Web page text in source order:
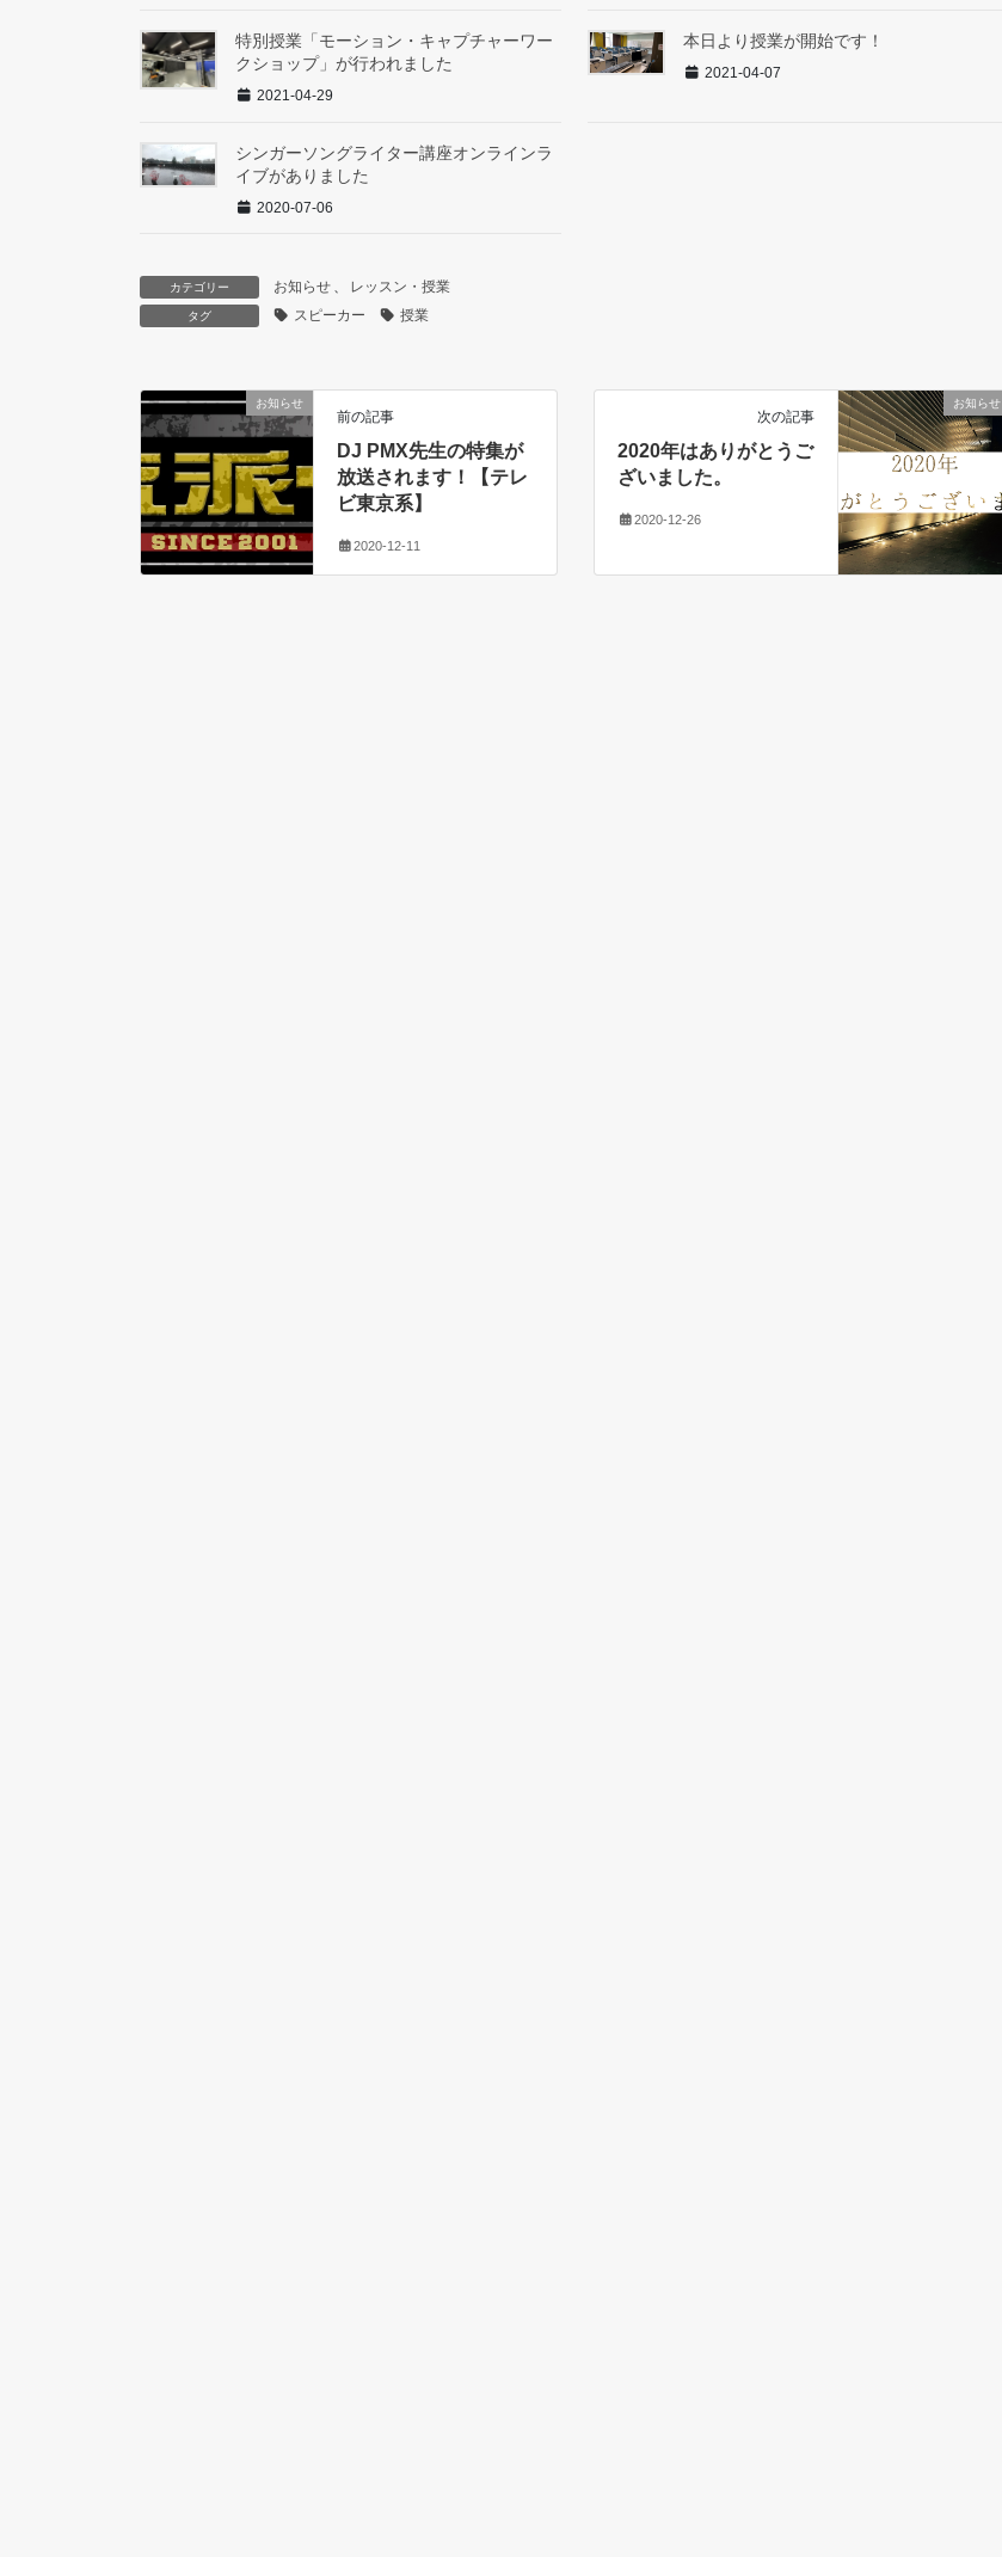
特別授業「モーション・キャプチャーワー
クショップ」が行われました
2021-04-29
本日より授業が開始です！
2021-04-07
シンガーソングライター講座オンラインラ
イブがありました
2020-07-06
カテゴリー お知らせ 、 レッスン・授業
タグ スピーカー 授業
お知らせ
前の記事
DJ PMX先生の特集が
放送されます！【テレ
ビ東京系】
2020-12-11
お知らせ
次の記事
2020年はありがとうご
ざいました。
2020-12-26